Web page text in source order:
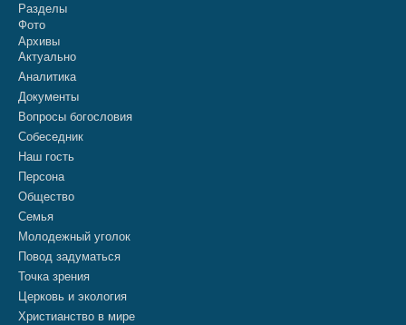
Разделы
Фото
Архивы
Актуально
Аналитика
Документы
Вопросы богословия
Собеседник
Наш гость
Персона
Общество
Семья
Молодежный уголок
Повод задуматься
Точка зрения
Церковь и экология
Христианство в мире